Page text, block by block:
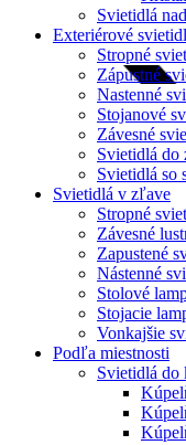
Svietidlá
Exteriérové
Stropné
Zápustné
Nastenné
Stojanové
Závesné
Svietidlá do
Svietidlá so
Svietidlá v zľave
Stropné
Závesné
Zapustené
Nástenné
Stolové
Stojacie
Vonkajšie
Podľa miestnosti
Svietidlá do